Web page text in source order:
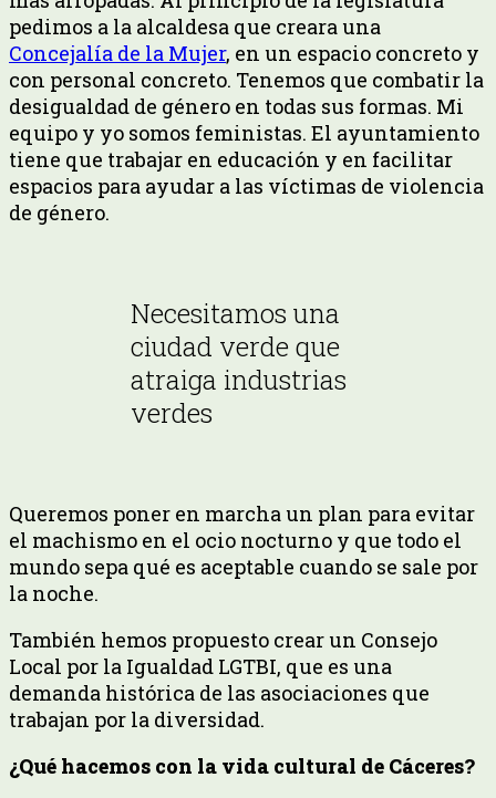
pedimos a la alcaldesa que creara una
Concejalía de la Mujer, en un espacio concreto y
con personal concreto. Tenemos que combatir la
desigualdad de género en todas sus formas. Mi
equipo y yo somos feministas. El ayuntamiento
tiene que trabajar en educación y en facilitar
espacios para ayudar a las víctimas de violencia
de género.
Necesitamos una
ciudad verde que
atraiga industrias
verdes
Queremos poner en marcha un plan para evitar
el machismo en el ocio nocturno y que todo el
mundo sepa qué es aceptable cuando se sale por
la noche.
También hemos propuesto crear un Consejo
Local por la Igualdad LGTBI, que es una
demanda histórica de las asociaciones que
trabajan por la diversidad.
¿Qué hacemos con la vida cultural de Cáceres?